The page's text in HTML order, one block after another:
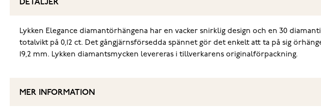
DETALJER
Lykken Elegance diamantörhängena har en vacker snirklig design och en 30
totalvikt på 0,12 ct. Det gångjärnsförsedda spännet gör det enkelt att ta på sig
19,2 mm. Lykken diamantsmycken levereras i tillverkarens originalförpackning.
MER INFORMATION